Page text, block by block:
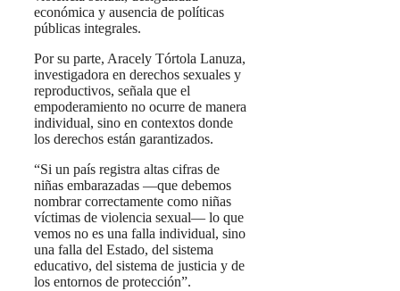
económica y ausencia de políticas
públicas integrales.
Por su parte, Aracely Tórtola Lanuza,
investigadora en derechos sexuales y
reproductivos, señala que el
empoderamiento no ocurre de manera
individual, sino en contextos donde
los derechos están garantizados.
“Si un país registra altas cifras de
niñas embarazadas —que debemos
nombrar correctamente como niñas
víctimas de violencia sexual— lo que
vemos no es una falla individual, sino
una falla del Estado, del sistema
educativo, del sistema de justicia y de
los entornos de protección”.